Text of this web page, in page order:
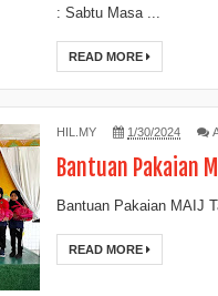
: Sabtu Masa ...
READ MORE
HIL.MY 1/30/2024
Bantuan Pakaian
Bantuan Pakaian MAIJ
READ MORE